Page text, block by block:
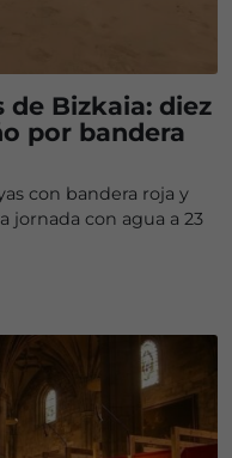
de Bizkaia: diez
por bandera
con bandera roja y
jornada con agua a 23